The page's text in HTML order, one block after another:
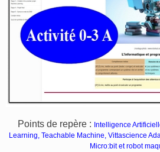
Points de repère : Intelligence
Learning, Teachable Machine, Vittascience
Micro:bit et robot